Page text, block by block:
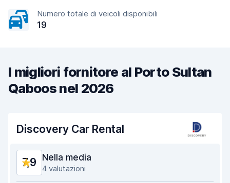
Numero totale di veicoli disponibili
19
I migliori fornitore al Porto Sultan
Qaboos nel 2026
Discovery Car Rental
7,9 Nella media
4 valutazioni